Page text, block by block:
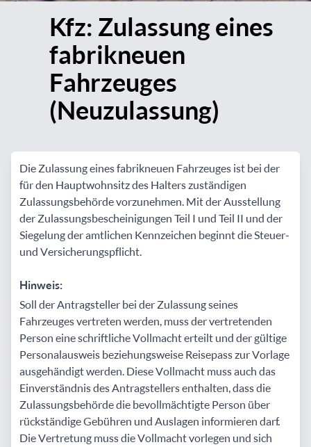
Kfz: Zulassung eines
fabrikneuen
Fahrzeuges
(Neuzulassung)
Die Zulassung eines fabrikneuen Fahrzeuges ist bei der
für den Hauptwohnsitz des Halters zuständigen
Zulassungsbehörde vorzunehmen. Mit der Ausstellung
der Zulassungsbescheinigungen Teil I und Teil II und der
Siegelung der amtlichen Kennzeichen beginnt die Steuer-
und Versicherungspflicht.
Hinweis:
Soll der Antragsteller bei der Zulassung seines
Fahrzeuges vertreten werden, muss der vertretenden
Person eine schriftliche Vollmacht erteilt und der gültige
Personalausweis beziehungsweise Reisepass zur Vorlage
ausgehändigt werden. Diese Vollmacht muss auch das
Einverständnis des Antragstellers enthalten, dass die
Zulassungsbehörde die bevollmächtigte Person über
rückständige Gebühren und Auslagen informieren darf.
Die Vertretung muss die Vollmacht vorlegen und sich